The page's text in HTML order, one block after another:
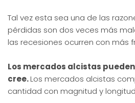
Tal vez esta sea una de las
pérdidas son dos veces más
las recesiones ocurren con más
Los mercados alcistas
cree.Los mercados alcistas
cantidad con magnitud y